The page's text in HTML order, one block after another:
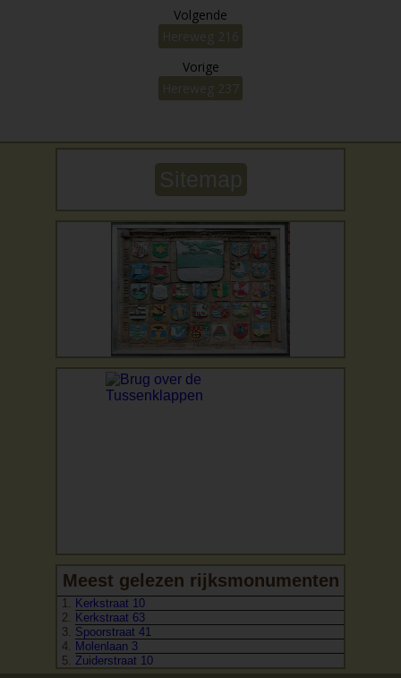
Volgende
Hereweg 216
Vorige
Hereweg 237
Sitemap
Meest gelezen rijksmonumenten
Kerkstraat 10
Kerkstraat 63
Spoorstraat 41
Molenlaan 3
Zuiderstraat 10